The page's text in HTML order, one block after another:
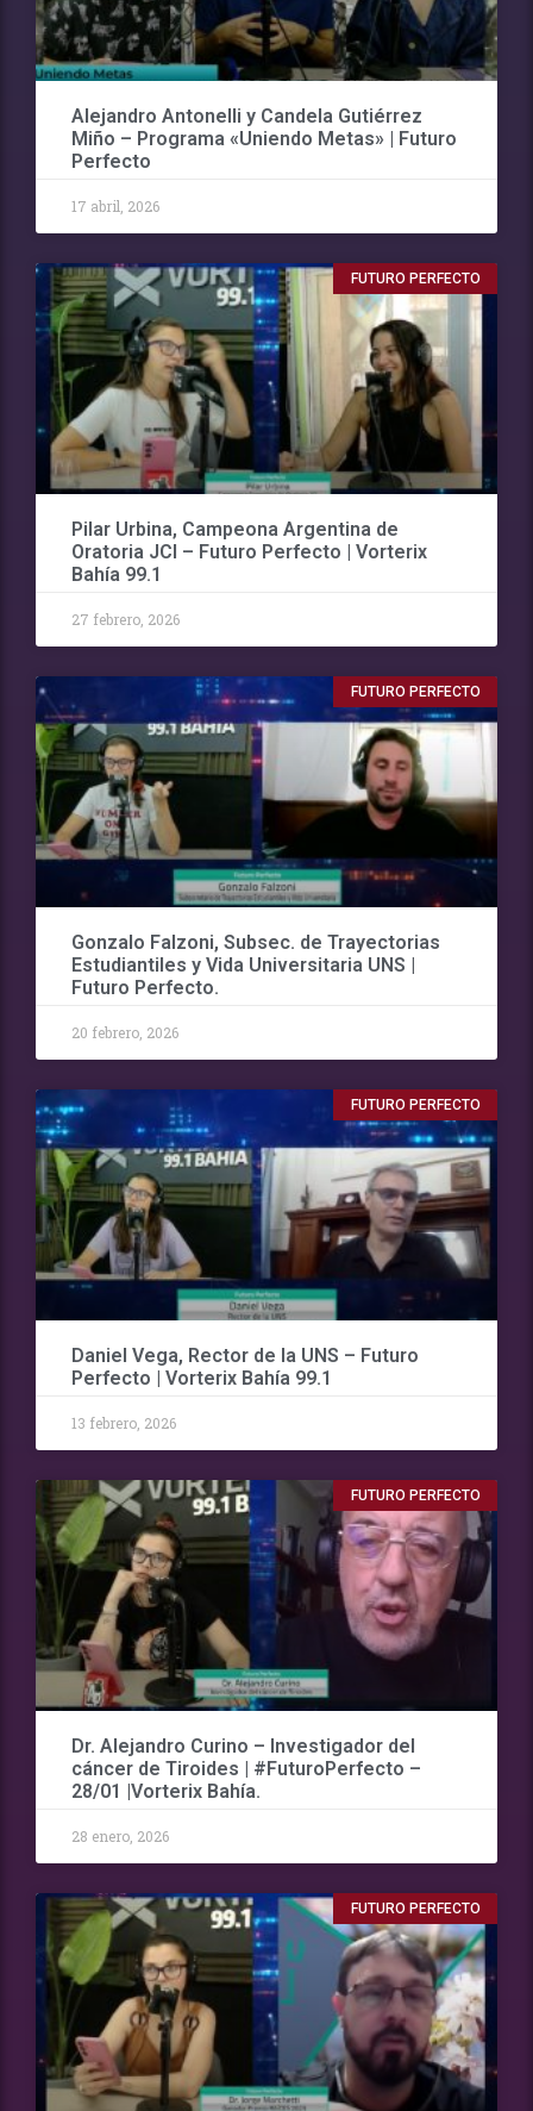
Alejandro Antonelli y Candela Gutiérrez
Miño – Programa «Uniendo Metas» | Futuro
Perfecto
17 abril, 2026
FUTURO PERFECTO
Pilar Urbina, Campeona Argentina de
Oratoria JCI – Futuro Perfecto | Vorterix
Bahía 99.1
27 febrero, 2026
FUTURO PERFECTO
Gonzalo Falzoni, Subsec. de Trayectorias
Estudiantiles y Vida Universitaria UNS |
Futuro Perfecto.
20 febrero, 2026
FUTURO PERFECTO
Daniel Vega, Rector de la UNS – Futuro
Perfecto | Vorterix Bahía 99.1
13 febrero, 2026
FUTURO PERFECTO
Dr. Alejandro Curino – Investigador del
cáncer de Tiroides | #FuturoPerfecto –
28/01 |Vorterix Bahía.
28 enero, 2026
FUTURO PERFECTO